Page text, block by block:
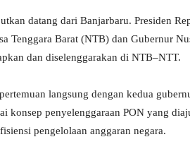
datang dari Banjarbaru. Presiden
Tenggara Barat (NTB) dan Gubernur
dan diselenggarakan di NTB–NTT.
langsung dengan kedua
konsep penyelenggaraan PON yang
pengelolaan anggaran negara.